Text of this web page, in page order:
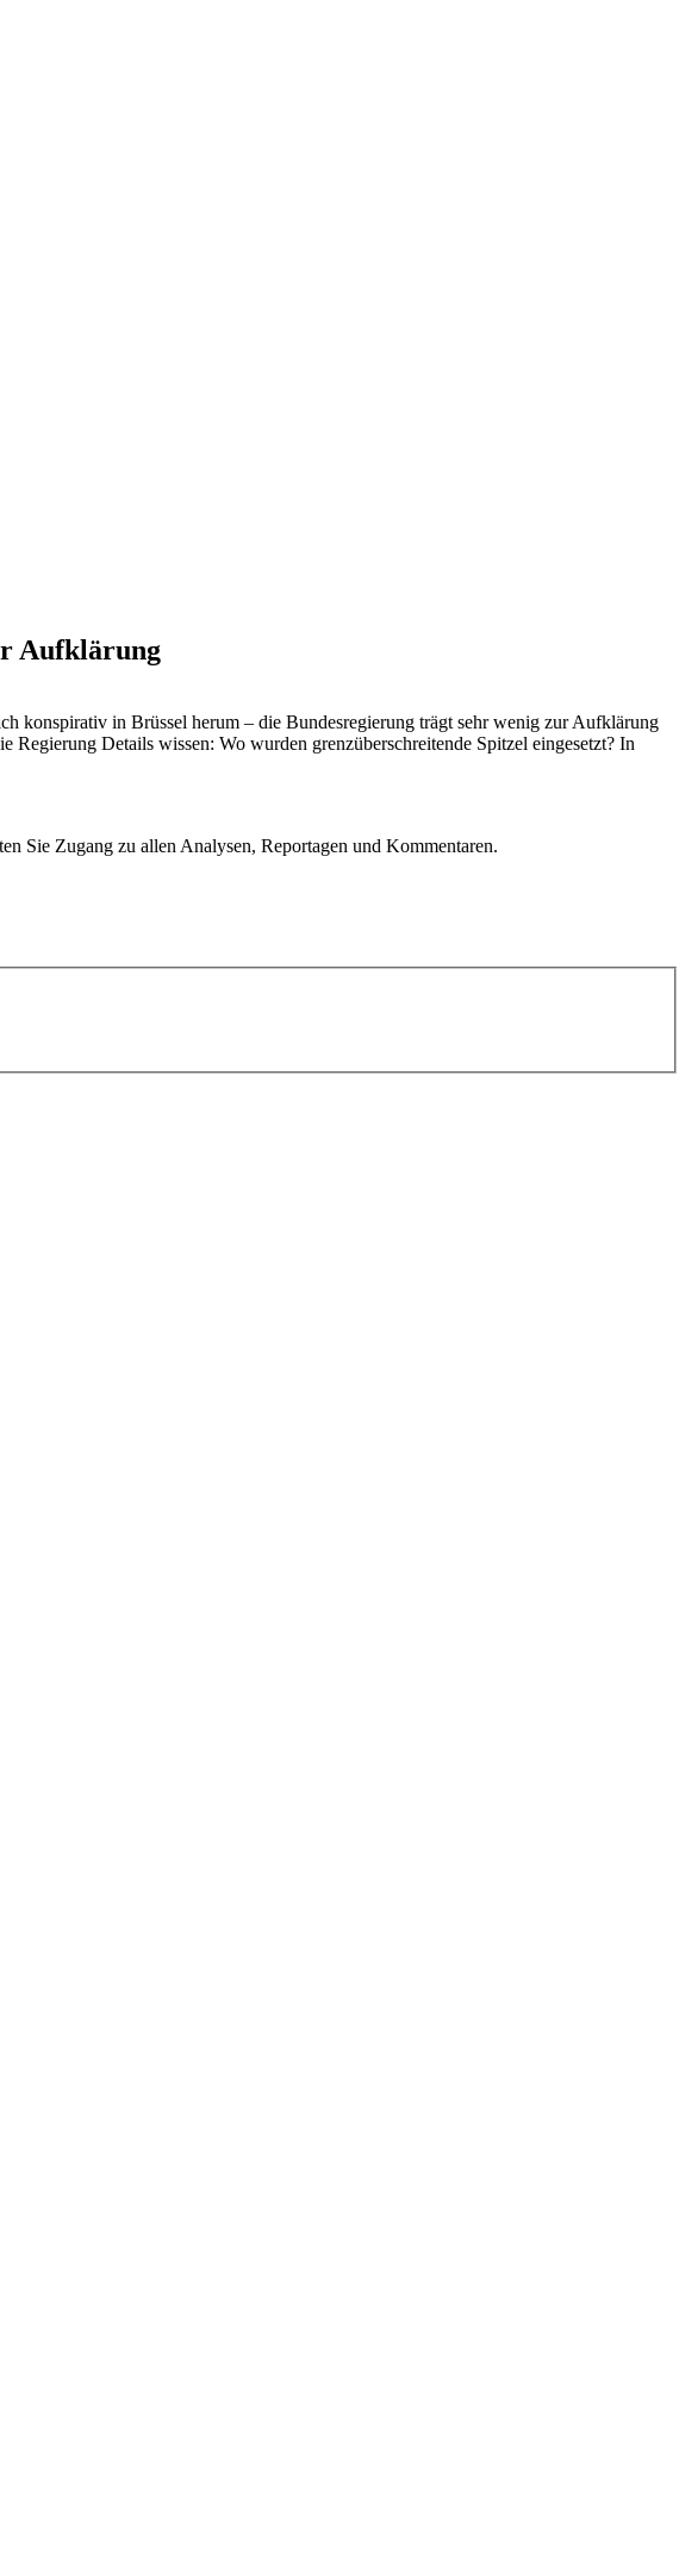
Aufklärung
konspirativ in Brüssel herum – die Bundesregierung trägt sehr wenig zur Aufklärung
Details wissen: Wo wurden grenzüberschreitende Spitzel eingesetzt? In
Sie Zugang zu allen Analysen, Reportagen und Kommentaren.